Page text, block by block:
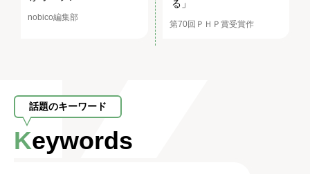
nobico編集部
る」
第70回ＰＨＰ賞受賞作
話題のキーワード
Keywords